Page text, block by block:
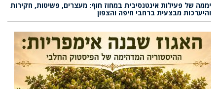
יממה של פעילות אינטנסיבית במחוז חוף: מעצרים, פשיטות, חקירות
והיערכות מבצעית ברחבי חיפה והצפון